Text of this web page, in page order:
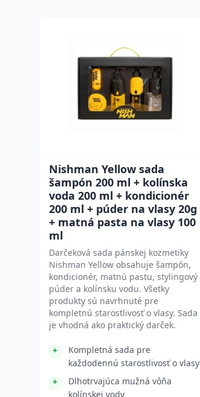
Nishman Yellow sada
šampón 200 ml + kolínska
voda 200 ml + kondicionér
200 ml + púder na vlasy 20g
+ matná pasta na vlasy 100
ml
Darčeková sada pánskej kozmetiky
Nishman Yellow obsahuje šampón,
kondicionér, matnú pastu, stylingový
púder a kolínsku vodu. Všetky
produkty sú navrhnuté pre
kompletnú starostlivosť o vlasy. Sada
je vhodná ako praktický darček.
Kompletná sada pre
každodennú starostlivosť o vlasy
Dlhotrvajúca mužná vôňa
kolínskej vody